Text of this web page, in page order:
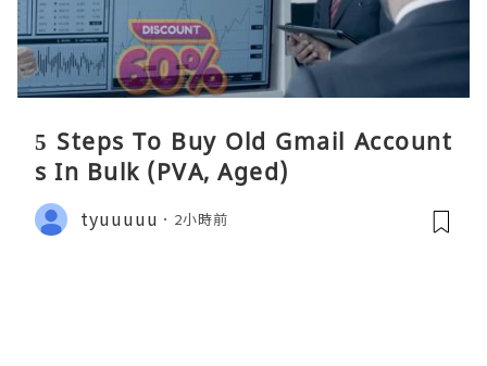
5 Steps To Buy Old Gmail Account
s In Bulk (PVA, Aged)
tyuuuuu 2小時前